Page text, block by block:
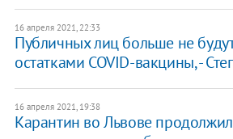
16 апреля 2021, 22:33
Публичных лиц больше не
остатками COVID-вакцины, -
16 апреля 2021, 19:38
Карантин во Львове